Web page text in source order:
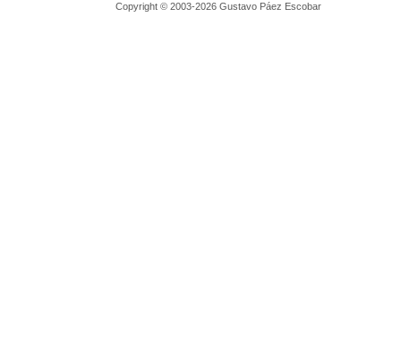
Copyright © 2003-2026 Gustavo Páez Escobar